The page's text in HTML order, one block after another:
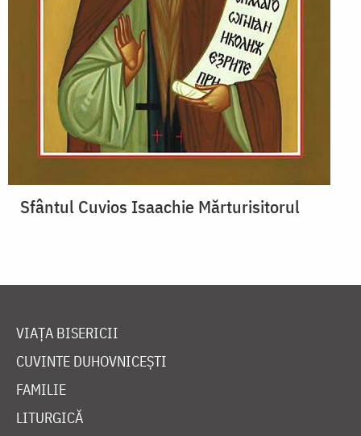
Sfântul Cuvios Isaachie Mărturisitorul
VIAȚA BISERICII
CUVINTE DUHOVNICEȘTI
FAMILIE
LITURGICĂ